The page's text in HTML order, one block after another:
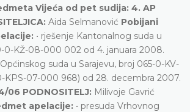
Vijeća od pet sudija: 4. AP
Aida Selmanović Pobijani
• rješenje Kantonalnog suda u
0-KŽ-08-000 002 od 4. januara 2008.
suda u Sarajevu, broj 065-0-KV-
KPS-07-000 968) od 28. decembra 2007.
06 PODNOSITELJ: Milivoje Gavrić
apelacije: • presuda Vrhovnog